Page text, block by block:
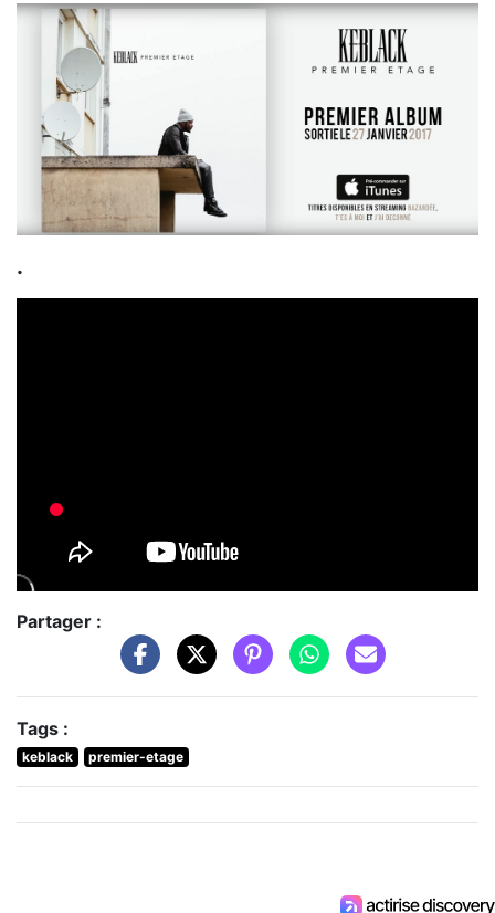
.
Partager :
Tags :
keblack premier-etage